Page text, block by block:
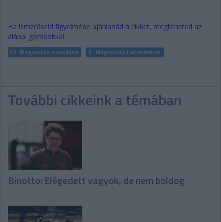
Ha ismerőseid figyelmébe ajánlanád a cikket, megteheted az
alábbi gombokkal:
Megosztás e-mailben Megosztás Facebookon
További cikkeink a témában
Binotto: Elégedett vagyok, de nem boldog